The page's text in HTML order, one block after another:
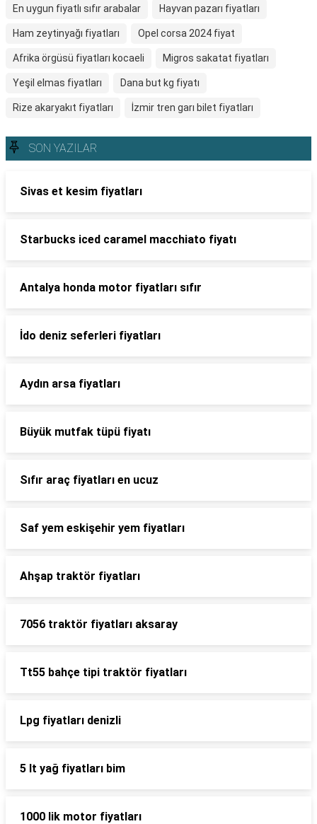
En uygun fiyatlı sıfır arabalar Hayvan pazarı fiyatları
Ham zeytinyağı fiyatları Opel corsa 2024 fiyat
Afrika örgüsü fiyatları kocaeli Migros sakatat fiyatları
Yeşil elmas fiyatları Dana but kg fiyatı
Rize akaryakıt fiyatları İzmir tren garı bilet fiyatları
SON YAZILAR
Sivas et kesim fiyatları
Starbucks iced caramel macchiato fiyatı
Antalya honda motor fiyatları sıfır
İdo deniz seferleri fiyatları
Aydın arsa fiyatları
Büyük mutfak tüpü fiyatı
Sıfır araç fiyatları en ucuz
Saf yem eskişehir yem fiyatları
Ahşap traktör fiyatları
7056 traktör fiyatları aksaray
Tt55 bahçe tipi traktör fiyatları
Lpg fiyatları denizli
5 lt yağ fiyatları bim
1000 lik motor fiyatları